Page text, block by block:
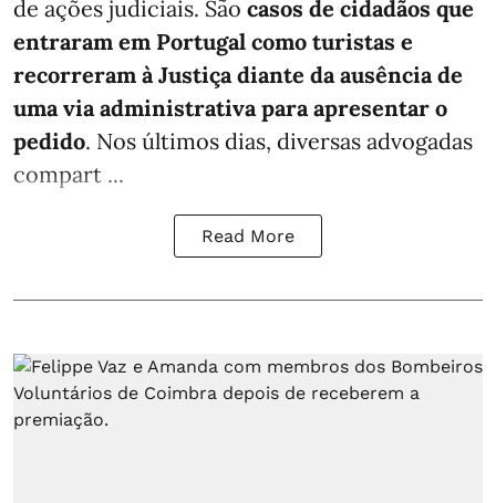
de ações judiciais. São casos de cidadãos que
entraram em Portugal como turistas e
recorreram à Justiça diante da ausência de
uma via administrativa para apresentar o
pedido. Nos últimos dias, diversas advogadas
compart ...
Read More